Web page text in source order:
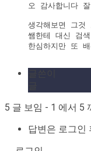
오 감사합니다
생각해보면 그
쌤한테 대신 검
한심하지만 또
5 글 보임 - 1 에서 5
답변은 로그인